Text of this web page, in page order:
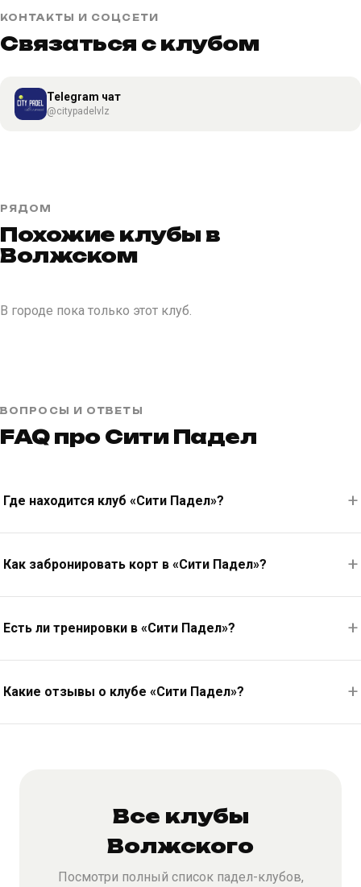
КОНТАКТЫ И СОЦСЕТИ
Связаться с клубом
Telegram чат
@citypadelvlz
РЯДОМ
Похожие клубы в
Волжском
В городе пока только этот клуб.
ВОПРОСЫ И ОТВЕТЫ
FAQ про Сити Падел
Где находится клуб «Сити Падел»?
Как забронировать корт в «Сити Падел»?
Есть ли тренировки в «Сити Падел»?
Какие отзывы о клубе «Сити Падел»?
Все клубы
Волжского
Посмотри полный список падел-клубов,